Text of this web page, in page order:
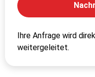
Ihre Anfrage wird
weitergeleitet.